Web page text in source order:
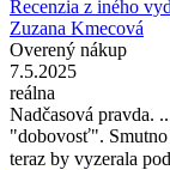
Recenzia z iného
Zuzana Kmecová
Overený nákup
7.5.2025
reálna
Nadčasová pravda.
"dobovosť". Smutno
teraz by vyzerala